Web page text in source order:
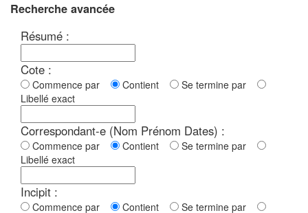
Recherche avancée
Résumé :
Cote :
Commence par Contient
Se termine par
Libellé exact
Correspondant-e (Nom Prénom Dates) :
Commence par Contient
Se termine par
Libellé exact
Incipit :
Commence par Contient
Se termine par